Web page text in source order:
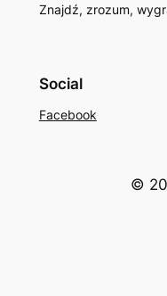
Znajdź, zrozum,
Social
Facebook
©